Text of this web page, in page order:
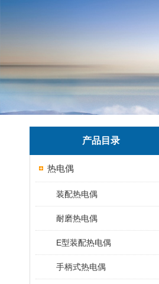
产品目录
热电偶
装配热电偶
耐磨热电偶
E型装配热电偶
手柄式热电偶